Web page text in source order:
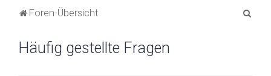
Foren-Übersicht
Häufig gestellte Fragen